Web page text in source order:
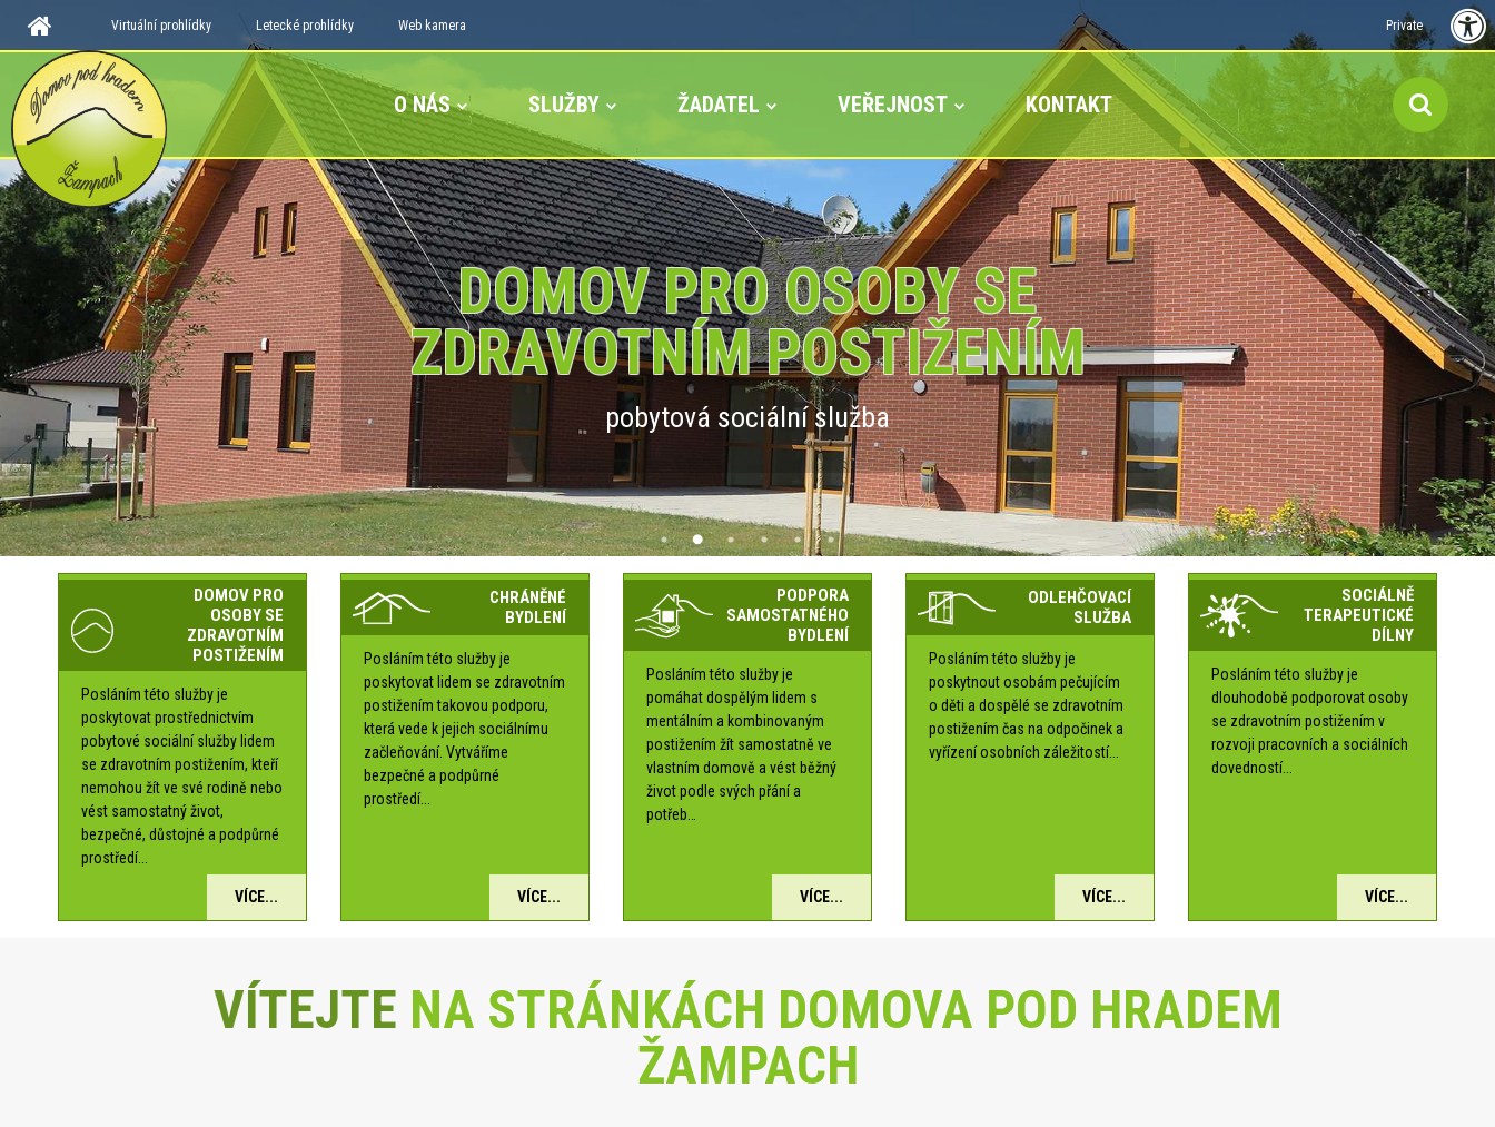
Virtuální prohlídky Letecké prohlídky Web kamera Private
O NÁS SLUŽBY ŽADATEL VEŘEJNOST KONTAKT
DOMOV PRO OSOBY SE
ZDRAVOTNÍM POSTIŽENÍM
pobytová sociální služba
DOMOV PRO
OSOBY SE
ZDRAVOTNÍM
POSTIŽENÍM
Posláním této služby je
poskytovat prostřednictvím
pobytové sociální služby lidem
se zdravotním postižením, kteří
nemohou žít ve své rodině nebo
vést samostatný život,
bezpečné, důstojné a podpůrné
prostředí...
VÍCE...
CHRÁNĚNÉ
BYDLENÍ
Posláním této služby je
poskytovat lidem se zdravotním
postižením takovou podporu,
která vede k jejich sociálnímu
začleňování. Vytváříme
bezpečné a podpůrné
prostředí...
VÍCE...
PODPORA
SAMOSTATNÉHO
BYDLENÍ
Posláním této služby je
pomáhat dospělým lidem s
mentálním a kombinovaným
postižením žít samostatně ve
vlastním domově a vést běžný
život podle svých přání a
potřeb…
VÍCE...
ODLEHČOVACÍ
SLUŽBA
Posláním této služby je
poskytnout osobám pečujícím
o děti a dospělé se zdravotním
postižením čas na odpočinek a
vyřízení osobních záležitostí...
VÍCE...
SOCIÁLNĚ
TERAPEUTICKÉ
DÍLNY
Posláním této služby je
dlouhodobě podporovat osoby
se zdravotním postižením v
rozvoji pracovních a sociálních
dovedností...
VÍCE...
VÍTEJTE NA STRÁNKÁCH DOMOVA POD HRADEM
ŽAMPACH